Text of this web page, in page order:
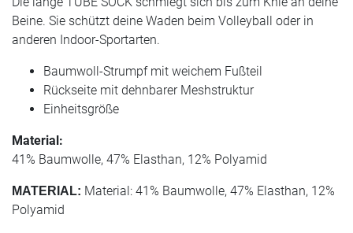
Beine. Sie schützt deine Waden beim Volleyball oder in
anderen Indoor-Sportarten.
Baumwoll-Strumpf mit weichem Fußteil
Rückseite mit dehnbarer Meshstruktur
Einheitsgröße
Material:
41% Baumwolle, 47% Elasthan, 12% Polyamid
MATERIAL: Material: 41% Baumwolle, 47% Elasthan, 12%
Polyamid